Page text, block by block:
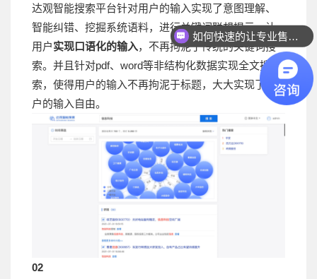
达观智能搜索平台针对用户的输入实现了意图理解、
智能纠错、挖掘系统语料，进行关键词联想提示，让
用户实现口语化的输入，不再拘泥于传统的关键词搜
索。并且针对pdf、word等非结构化数据实现全文搜
索，使得用户的输入不再拘泥于标题，大大实现了用
户的输入自由。
02